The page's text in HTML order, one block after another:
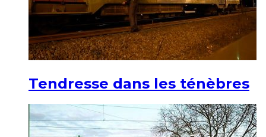
Tendresse dans les ténèbres